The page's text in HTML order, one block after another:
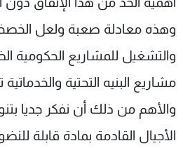
وهذه معادلة صعبة ولعل
والتشغيل للمشاريع الحكومية
مشاريع البنيه التحتية
والأهم من ذلك أن نفكر جديا
الأجيال القادمة بمادة قابلة